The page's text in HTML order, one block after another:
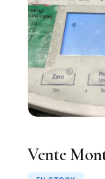
Vente